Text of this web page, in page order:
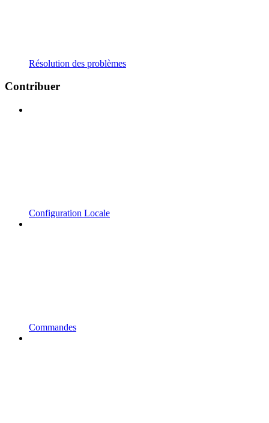
Résolution des problèmes
Contribuer
Configuration Locale
Commandes